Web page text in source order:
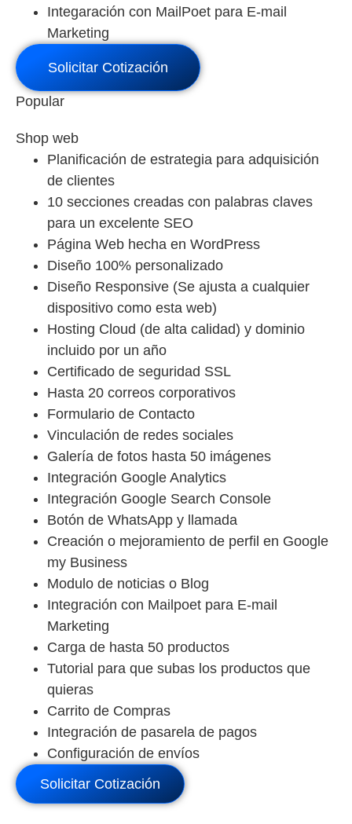
Integaración con MailPoet para E-mail
Marketing
Solicitar Cotización
Popular
Shop web
Planificación de estrategia para adquisición
de clientes
10 secciones creadas con palabras claves
para un excelente SEO
Página Web hecha en WordPress
Diseño 100% personalizado
Diseño Responsive (Se ajusta a cualquier
dispositivo como esta web)
Hosting Cloud (de alta calidad) y dominio
incluido por un año
Certificado de seguridad SSL
Hasta 20 correos corporativos
Formulario de Contacto
Vinculación de redes sociales
Galería de fotos hasta 50 imágenes
Integración Google Analytics
Integración Google Search Console
Botón de WhatsApp y llamada
Creación o mejoramiento de perfil en Google
my Business
Modulo de noticias o Blog
Integración con Mailpoet para E-mail
Marketing
Carga de hasta 50 productos
Tutorial para que subas los productos que
quieras
Carrito de Compras
Integración de pasarela de pagos
Configuración de envíos
Solicitar Cotización